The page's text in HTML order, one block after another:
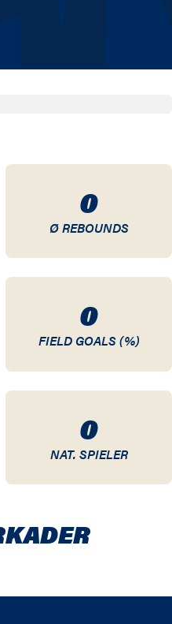
0
Ø REBOUNDS
0
FIELD GOALS (%)
0
NAT. SPIELER